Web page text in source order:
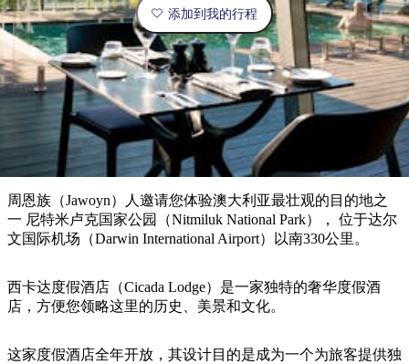
内
陆
和
户
外
按
地
区
探
索
活
动
者
类
型
精
选
榜
单
规
划
您
的
旅
订
实
用
信
息
规
工
具
添加到我的行程
周恩族（Jawoyn）人邀请您体验澳大利亚最壮观的目的地之
一 尼特米卢克国家公园（Nitmiluk National Park）， 位于达尔
文国际机场（Darwin International Airport）以南330公里。
西卡达度假酒店（Cicada Lodge）是一家独特的奢华度假酒
店，方便您领略这里的历史、美景和文化。
这家度假酒店全年开放，其设计目的是成为一个为旅客提供独